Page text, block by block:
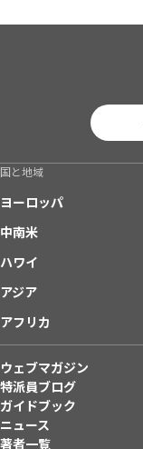
国と地域
ヨーロッパ
中南米
ハワイ
アジア
アフリカ
ウェブマガジン
特派員ブログ
ガイドブック
ニュース
著者一覧